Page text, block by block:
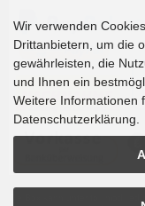
Wir verwenden
Drittanbietern, um die
gewährleisten, die
und Ihnen ein
Weitere Informationen
Datenschutzerklärung.